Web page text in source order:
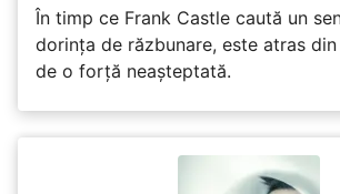
În timp ce Frank Castle caută un
dorința de răzbunare, este atras
de o forță neașteptată.